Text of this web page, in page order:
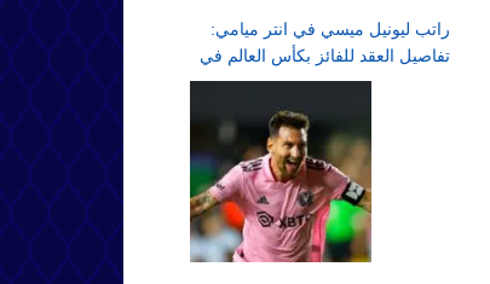
راتب ليونيل ميسي في انتر ميامي:
تفاصيل العقد للفائز بكأس العالم في
الدوري الأمريكي لكرة القدم